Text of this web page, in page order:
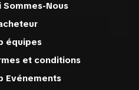
Sommes-Nous
équipes
et conditions
Evénements